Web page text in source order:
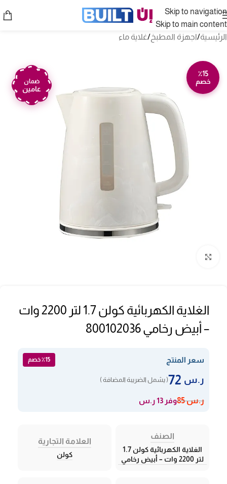
Skip to navigation
Skip to main content
الرئيسية/اجهزة المطبخ/غلاية ماء
٪15
خصم
ضمان
عامين
الغلاية الكهربائية كولن 1.7 لتر 2200 وات
– أبيض رخامي 800102036
سعر المنتج ٪15 خصم
ر.س ( يشمل الضريبة المضافة )
ر.س85 وفر 13 ر.س
الصنف
الغلاية الكهربائية كولن 1.7
لتر 2200 وات – أبيض رخامي
العلامة التجارية
كولن